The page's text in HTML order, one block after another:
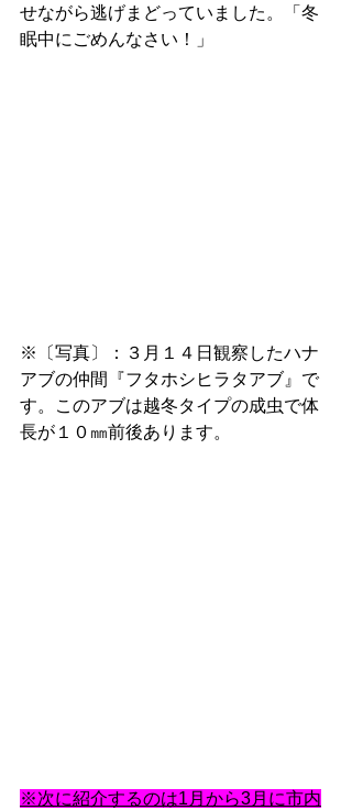
せながら逃げまどっていました。「冬
眠中にごめんなさい！」
※〔写真〕：３月１４日観察したハナ
アブの仲間『フタホシヒラタアブ』で
す。このアブは越冬タイプの成虫で体
長が１０㎜前後あります。
※次に紹介するのは1月から3月に市内